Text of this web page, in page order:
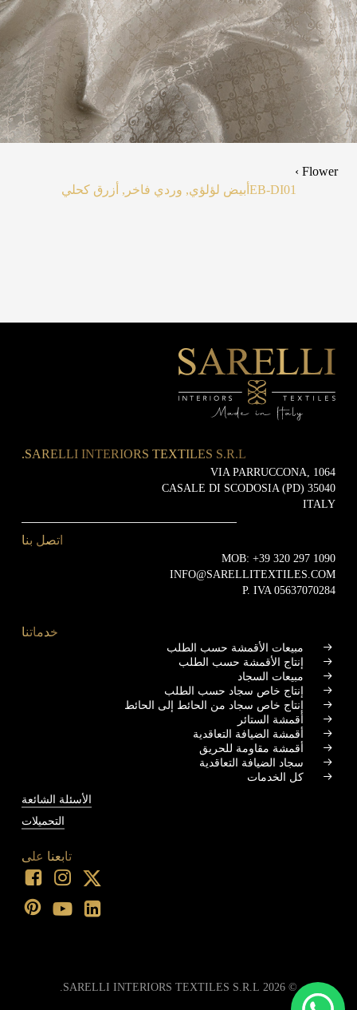
Flower ›
EB-DI01 أبيض لؤلؤي, وردي فاخر, أزرق كحلي
SARELLI INTERIORS TEXTILES S.R.L.
VIA PARRUCCONA, 1064
35040 CASALE DI SCODOSIA (PD)
ITALY
اتصل بنا
MOB:+39 320 297 1090
INFO@SARELLITEXTILES.COM
P. IVA 05637070284
خدماتنا
مبيعات الأقمشة حسب الطلب
إنتاج الأقمشة حسب الطلب
مبيعات السجاد
إنتاج خاص سجاد حسب الطلب
إنتاج خاص سجاد من الحائط إلى الحائط
أقمشة الستائر
أقمشة الضيافة التعاقدية
أقمشة مقاومة للحريق
سجاد الضيافة التعاقدية
كل الخدمات
الأسئلة الشائعة
التحميلات
تابعنا على
©
2026